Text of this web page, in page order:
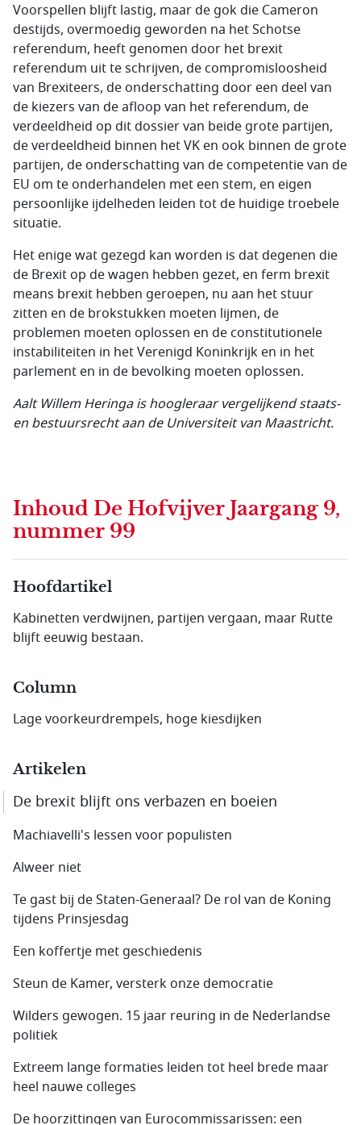
Voorspellen blijft lastig, maar de gok die Cameron
destijds, overmoedig geworden na het Schotse
referendum, heeft genomen door het brexit
referendum uit te schrijven, de compromisloosheid
van Brexiteers, de onderschatting door een deel van
de kiezers van de afloop van het referendum, de
verdeeldheid op dit dossier van beide grote partijen,
de verdeeldheid binnen het VK en ook binnen de grote
partijen, de onderschatting van de competentie van de
EU om te onderhandelen met een stem, en eigen
persoonlijke ijdelheden leiden tot de huidige troebele
situatie.
Het enige wat gezegd kan worden is dat degenen die
de Brexit op de wagen hebben gezet, en ferm brexit
means brexit hebben geroepen, nu aan het stuur
zitten en de brokstukken moeten lijmen, de
problemen moeten oplossen en de constitutionele
instabiliteiten in het Verenigd Koninkrijk en in het
parlement en in de bevolking moeten oplossen.
Aalt Willem Heringa is hoogleraar vergelijkend staats-
en bestuursrecht aan de Universiteit van Maastricht.
Inhoud De Hofvijver Jaargang 9,
nummer 99
Hoofdartikel
Kabinetten verdwijnen, partijen vergaan, maar Rutte
blijft eeuwig bestaan.
Column
Lage voorkeurdrempels, hoge kiesdijken
Artikelen
De brexit blijft ons verbazen en boeien
Machiavelli's lessen voor populisten
Alweer niet
Te gast bij de Staten-Generaal? De rol van de Koning
tijdens Prinsjesdag
Een koffertje met geschiedenis
Steun de Kamer, versterk onze democratie
Wilders gewogen. 15 jaar reuring in de Nederlandse
politiek
Extreem lange formaties leiden tot heel brede maar
heel nauwe colleges
De hoorzittingen van Eurocommissarissen: een